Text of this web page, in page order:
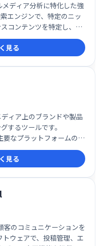
ディア分析に特化した強
エンジンで、特定のニッ
コンテンツを特定し、分
コンテンツソースをリス
メディア戦略立案を支援
見る
ィア上のブランドや製品
するツールです。
なプラットフォームの情
の評判や顧客の意見をリ
ネガティブな意見への迅
ィードバックの活用によ
に役立ちます。
見る
のコミュニケーションを
ウェアで、投稿管理、エ